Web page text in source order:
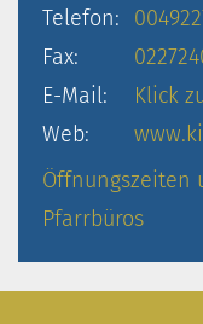
Telefon:
Fax:
E-Mail:
Klick
Web:
Öffnungszeiten
Pfarrbüros